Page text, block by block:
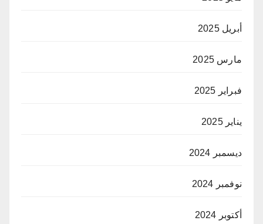
أبريل 2025
مارس 2025
فبراير 2025
يناير 2025
ديسمبر 2024
نوفمبر 2024
أكتوبر 2024